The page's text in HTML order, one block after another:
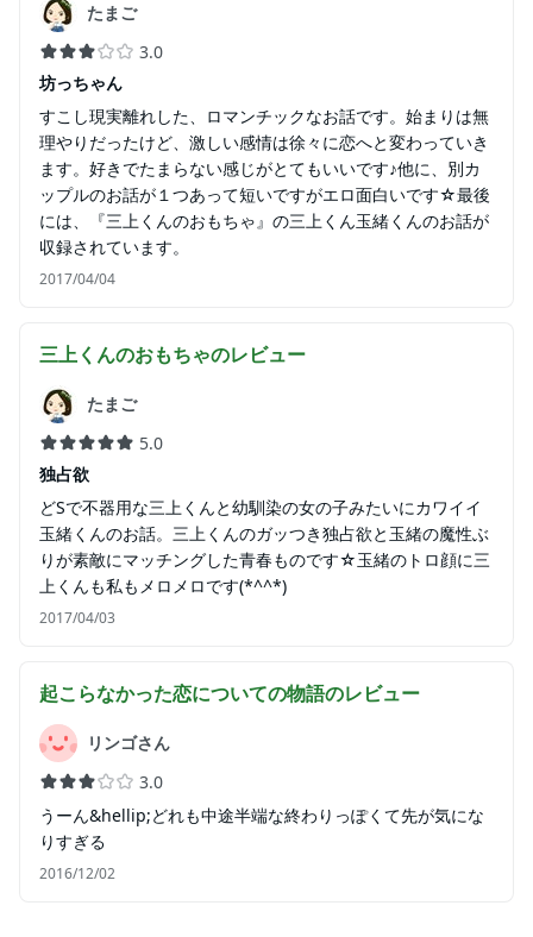
たまご
3.0
坊っちゃん
すこし現実離れした、ロマンチックなお話です。始まりは無
理やりだったけど、激しい感情は徐々に恋へと変わっていき
ます。好きでたまらない感じがとてもいいです♪他に、別カ
ップルのお話が１つあって短いですがエロ面白いです☆最後
には、『三上くんのおもちゃ』の三上くん玉緒くんのお話が
収録されています。
2017/04/04
三上くんのおもちゃのレビュー
たまご
5.0
独占欲
どSで不器用な三上くんと幼馴染の女の子みたいにカワイイ
玉緒くんのお話。三上くんのガッつき独占欲と玉緒の魔性ぶ
りが素敵にマッチングした青春ものです☆玉緒のトロ顔に三
上くんも私もメロメロです(*^^*)
2017/04/03
起こらなかった恋についての物語のレビュー
リンゴさん
3.0
うーん&hellip;どれも中途半端な終わりっぽくて先が気にな
りすぎる
2016/12/02